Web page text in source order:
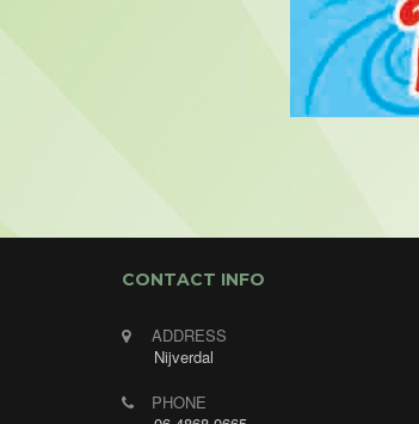
CONTACT INFO
ADDRESS
Nijverdal
PHONE